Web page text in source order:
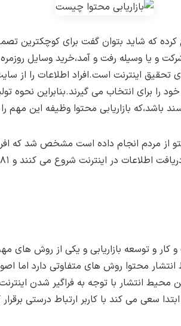
کرده که شاید بتوان گفت برای کوچکترین
و یا وسیله رفت و آمد،خرید وسایل
تحقیق اینترنت است.افراد اطلاعات را از
برای انتخاب می گیرند.بنابراین نحوه
باشد،که بازاریابی محتوا وظیفه این مهم
و کار و توسعه بازاریابی و یکی از روش های
انتشار محتوا روش های متفاوتی دارد
انتشار با توجه به فراگیر شدن
سعی می کند با کاربر ارتباط درستی